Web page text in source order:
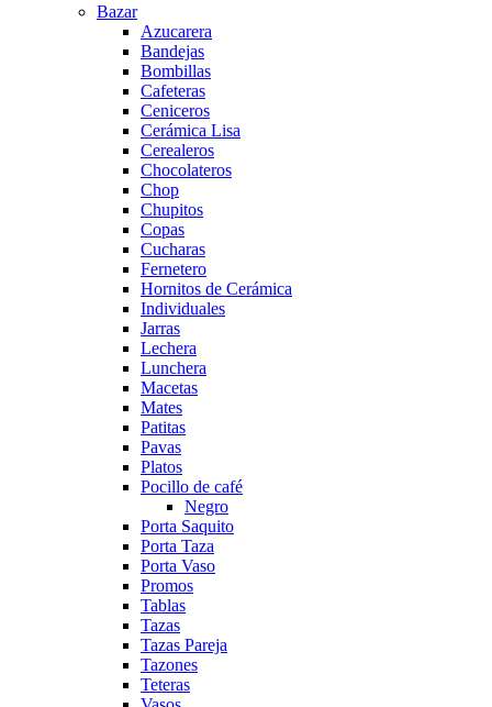
Bazar
Azucarera
Bandejas
Bombillas
Cafeteras
Ceniceros
Cerámica Lisa
Cerealeros
Chocolateros
Chop
Chupitos
Copas
Cucharas
Fernetero
Hornitos de Cerámica
Individuales
Jarras
Lechera
Lunchera
Macetas
Mates
Patitas
Pavas
Platos
Pocillo de café
Negro
Porta Saquito
Porta Taza
Porta Vaso
Promos
Tablas
Tazas
Tazas Pareja
Tazones
Teteras